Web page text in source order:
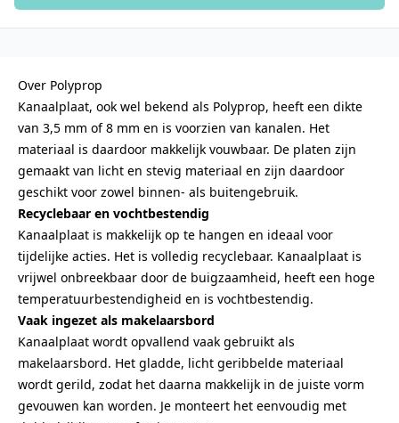
Over Polyprop
Kanaalplaat, ook wel bekend als Polyprop, heeft een dikte
van 3,5 mm of 8 mm en is voorzien van kanalen. Het
materiaal is daardoor makkelijk vouwbaar. De platen zijn
gemaakt van licht en stevig materiaal en zijn daardoor
geschikt voor zowel binnen- als buitengebruik.
Recyclebaar en vochtbestendig
Kanaalplaat is makkelijk op te hangen en ideaal voor
tijdelijke acties. Het is volledig recyclebaar. Kanaalplaat is
vrijwel onbreekbaar door de buigzaamheid, heeft een hoge
temperatuurbestendigheid en is vochtbestendig.
Vaak ingezet als makelaarsbord
Kanaalplaat wordt opvallend vaak gebruikt als
makelaarsbord. Het gladde, licht geribbelde materiaal
wordt gerild, zodat het daarna makkelijk in de juiste vorm
gevouwen kan worden. Je monteert het eenvoudig met